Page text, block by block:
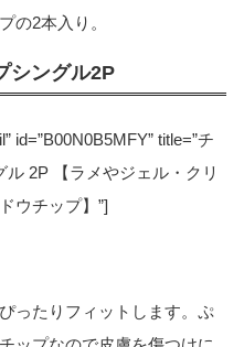
の2本入り。
シングル2P
id=”B00N0B5MFY” title=”チ
2P 【ラメやジェル・クリ
ウチップ】”]
ったりフィットします。ぷ